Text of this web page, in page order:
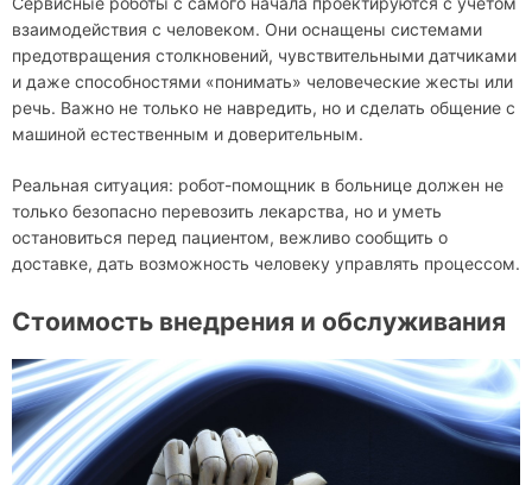
взаимодействия с человеком. Они оснащены системами
предотвращения столкновений, чувствительными датчиками
и даже способностями «понимать» человеческие жесты или
речь. Важно не только не навредить, но и сделать общение с
машиной естественным и доверительным.
Реальная ситуация: робот-помощник в больнице должен не
только безопасно перевозить лекарства, но и уметь
остановиться перед пациентом, вежливо сообщить о
доставке, дать возможность человеку управлять процессом.
Стоимость внедрения и обслуживания